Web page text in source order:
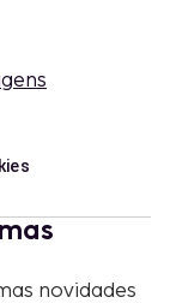
novidades